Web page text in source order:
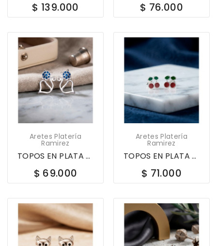
$ 139.000 $ 76.000
Aretes Platería
Ramirez
TOPOS EN PLATA LEY 925 GATO CON CIRCONES 620287
$ 69.000
Aretes Platería
Ramirez
TOPOS EN PLATA LEY 925 CEREZAS ESMALTADAS 620297
$ 71.000